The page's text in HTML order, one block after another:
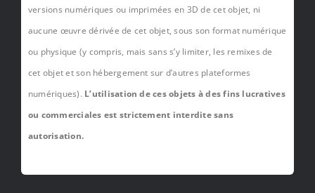
versions numériques ou imprimées en 3D de cet objet, ni
aucune œuvre dérivée de cet objet, sous son format numérique
ou physique (y compris, mais sans s’y limiter, les remixes de
cet objet et son hébergement sur d’autres plateformes
numériques). L’utilisation de ces objets à des fins lucratives
ou commerciales est strictement interdite sans
autorisation.